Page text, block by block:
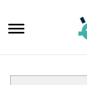
content